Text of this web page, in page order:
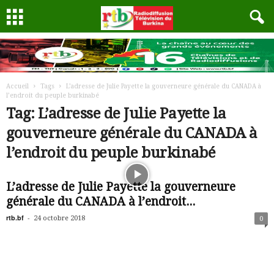
Accueil Tags
L’adresse de Julie Payette la gouverneure générale du CANADA à
l’endroit du peuple burkinabé
Tag: L’adresse de Julie Payette la
gouverneure générale du CANADA à
l’endroit du peuple burkinabé
L’adresse de Julie Payette la gouverneure
générale du CANADA à l’endroit...
rtb.bf - 24 octobre 2018 0